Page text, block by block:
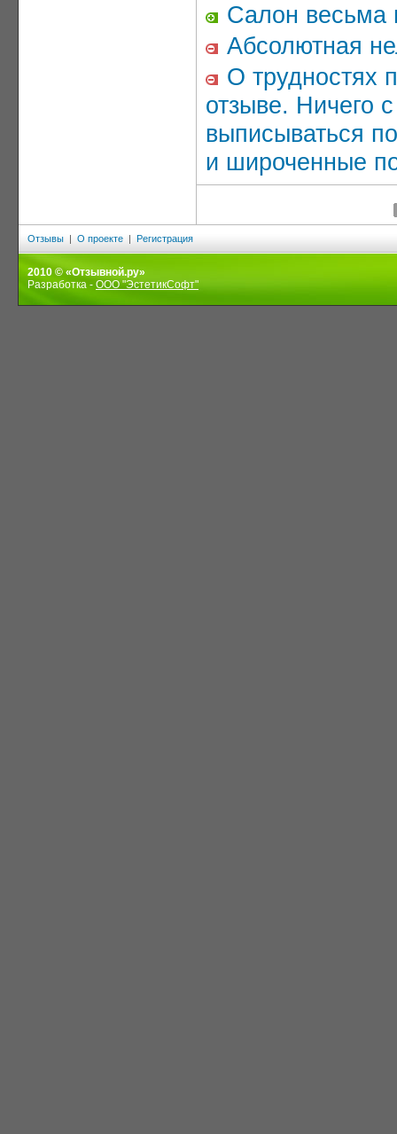
Салон весьма
Абсолютная
О трудностях
отзыве. Ничего
выписываться
и широченные
Отзывы | О проекте | Регистрация
2010 © «Отзывной.ру»
Разработка - ООО "ЭстетикСофт"